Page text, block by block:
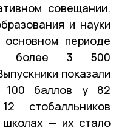
совещании.
и науки
основном периоде
более 3 500
показали
100 баллов у 82
стобалльников
школах — их стало